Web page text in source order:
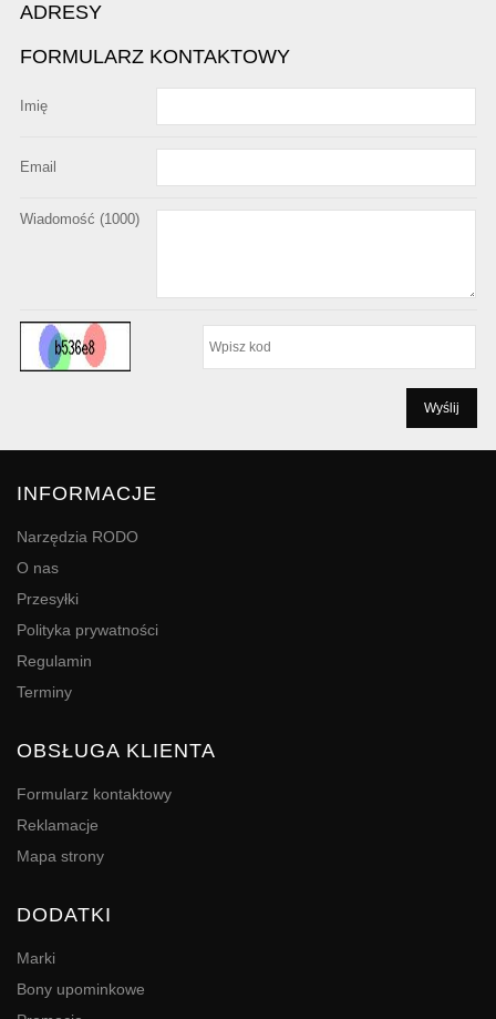
ADRESY
FORMULARZ KONTAKTOWY
Imię
Email
Wiadomość (1000)
INFORMACJE
Narzędzia RODO
O nas
Przesyłki
Polityka prywatności
Regulamin
Terminy
OBSŁUGA KLIENTA
Formularz kontaktowy
Reklamacje
Mapa strony
DODATKI
Marki
Bony upominkowe